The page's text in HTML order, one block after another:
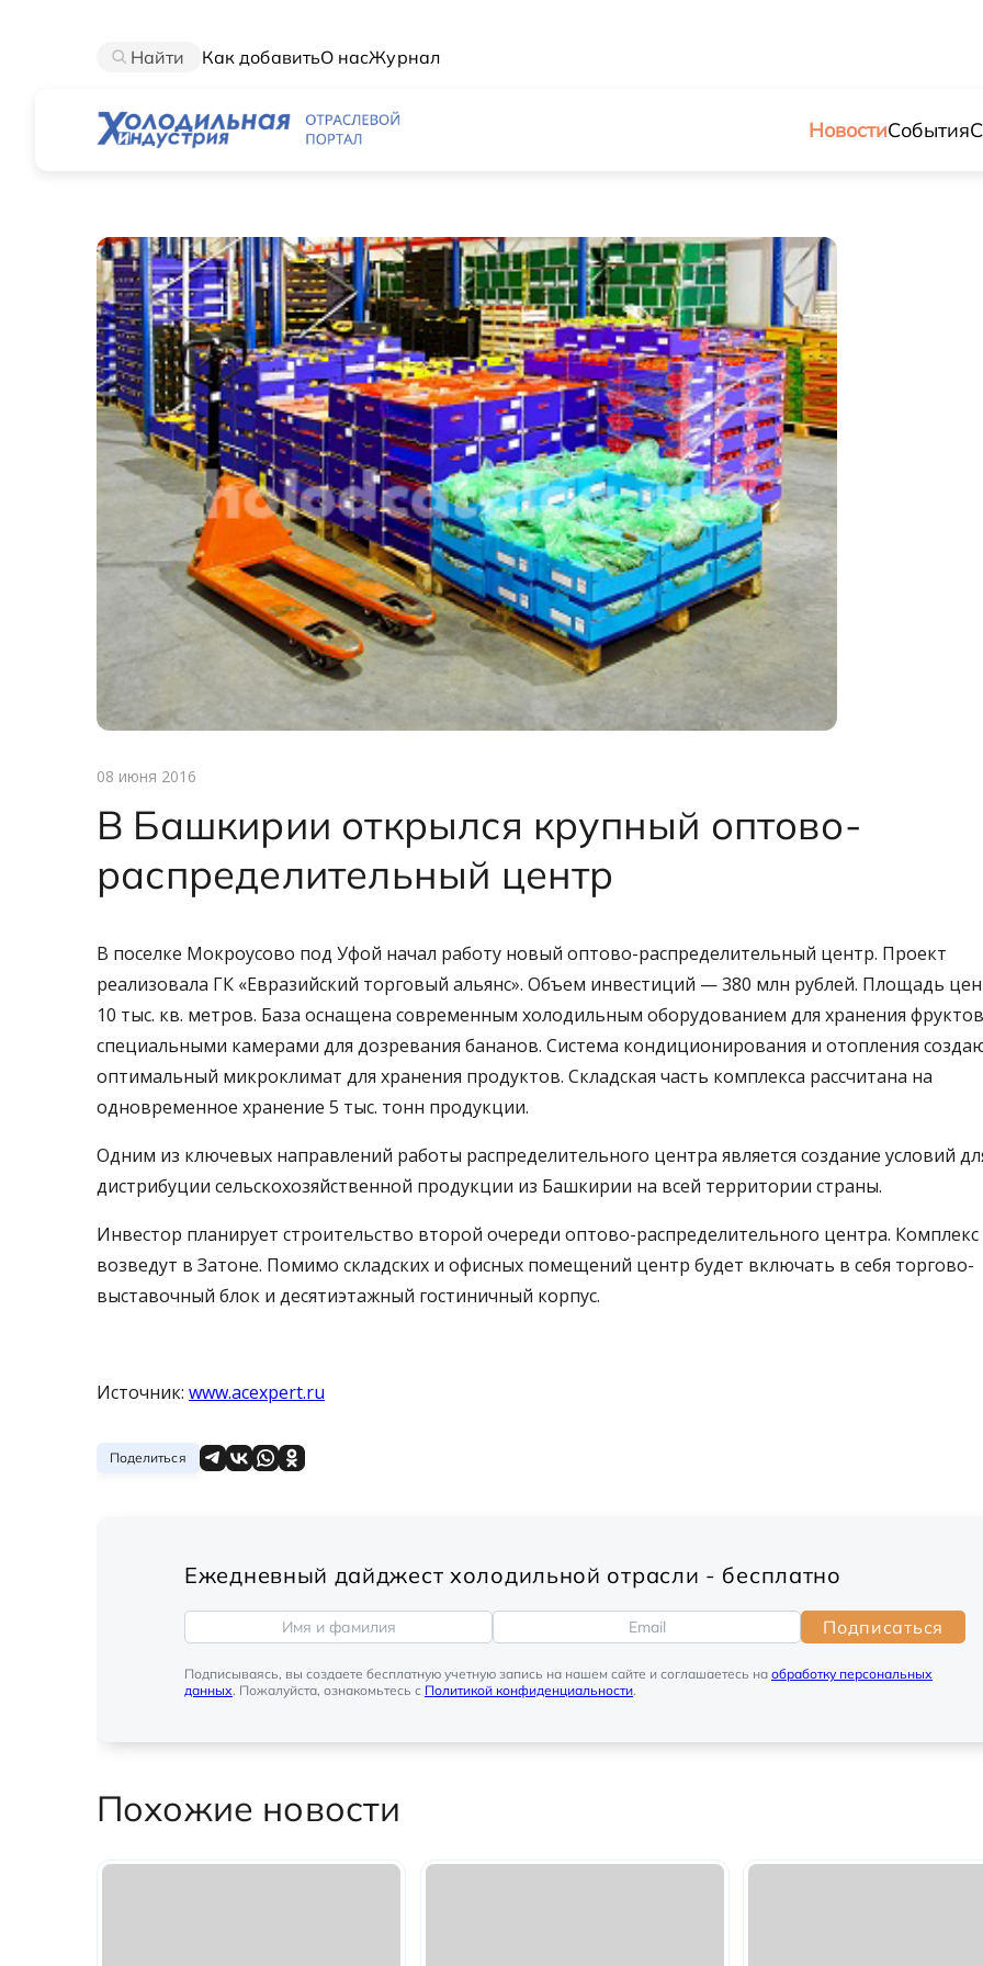
Найти Как добавитьО насЖурнал
НовостиСобытия
08 июня 2016
В Башкирии открылся крупный оптово-
распределительный центр
В поселке Мокроусово под Уфой начал работу новый оптово-распределительный центр. Проект
реализовала ГК «Евразийский торговый альянс». Объем инвестиций — 380 млн рублей. Площадь
10 тыс. кв. метров. База оснащена современным холодильным оборудованием для хранения
специальными камерами для дозревания бананов. Система кондиционирования и отопления
оптимальный микроклимат для хранения продуктов. Складская часть комплекса рассчитана на
одновременное хранение 5 тыс. тонн продукции.
Одним из ключевых направлений работы распределительного центра является создание условий
дистрибуции сельскохозяйственной продукции из Башкирии на всей территории страны.
Инвестор планирует строительство второй очереди оптово-распределительного центра. Комплекс
возведут в Затоне. Помимо складских и офисных помещений центр будет включать в себя торгово-
выставочный блок и десятиэтажный гостиничный корпус.
Источник: www.acexpert.ru
Поделиться
Ежедневный дайджест холодильной отрасли - бесплатно
Подписаться
Подписываясь, вы создаете бесплатную учетную запись на нашем сайте и соглашаетесь на обработку персональных
данных. Пожалуйста, ознакомьтесь с Политикой конфиденциальности.
Похожие новости